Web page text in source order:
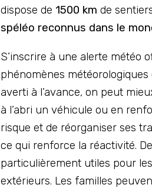
dispose de 1500 km de
spéléo reconnus dans le
S’inscrire à une alerte météo
phénomènes
averti à l’avance, on peut
à l’abri un véhicule ou en
risque et de réorganiser ses
ce qui renforce la réactivité.
particulièrement utiles pour
extérieurs. Les familles